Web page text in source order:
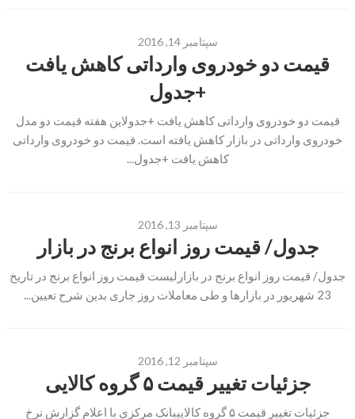
سپتامبر 14, 2016
قیمت دو خودروی وارداتی کاهش یافت
+جدول
قیمت دو خودروی وارداتی کاهش یافت +جدولاین هفته قیمت دو مدل
خودروی وارداتی در بازار کاهش یافته است. قیمت دو خودروی وارداتی
کاهش یافت +جدول...
سپتامبر 13, 2016
جدول/ قیمت روز انواع برنج در بازار
جدول/ قیمت روز انواع برنج در بازارلیست قیمت روز انواع برنج در تاریخ
23 شهریور در بازارها و طی معاملات روز جاری بدین شرح تعیین...
سپتامبر 12, 2016
جزئیات تغییر قیمت ۵ گروه کالایی
جزئیات تغییر قیمت ۵ گروه کالاییبانک مرکزی با اعلام گزارش نرخ